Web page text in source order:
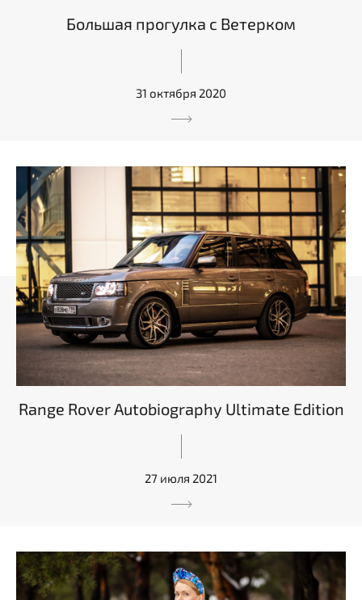
Большая прогулка с Ветерком
31 октября 2020
Range Rover Autobiography Ultimate Edition
27 июля 2021